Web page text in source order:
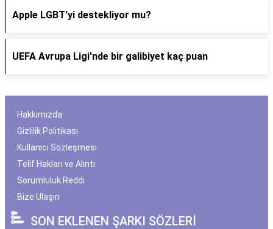
Apple LGBT'yi destekliyor mu?
UEFA Avrupa Ligi'nde bir galibiyet kaç puan
Hakkımızda
Gizlilik Politikası
Kullanıcı Sözleşmesi
Telif Hakları ve Alıntı
Sorumluluk Reddi
Bize Ulaşın
SON EKLENEN ŞARKI SÖZLERİ